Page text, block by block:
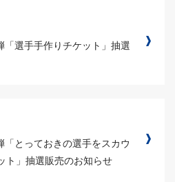
「選手手作りチケット」抽選
「とっておきの選手をスカウ
ト」抽選販売のお知らせ